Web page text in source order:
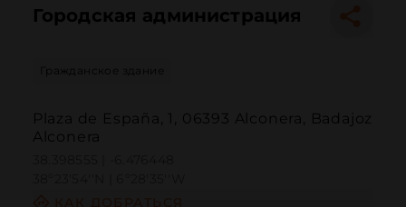
Городская администрация
Гражданское здание
Plaza de España, 1, 06393 Alconera, Badajoz
Alconera